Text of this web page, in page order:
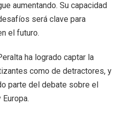
aumentando. Su capacidad
será clave para
el futuro.
ha logrado captar la
como de detractores, y
parte del debate sobre el